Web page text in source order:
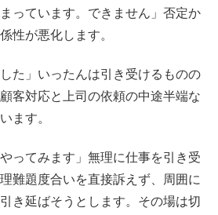
っています。できません」否定か
性が悪化します。
た」いったんは引き受けるものの
客対応と上司の依頼の中途半端な
ます。
ってみます」無理に仕事を引き受
難題度合いを直接訴えず、周囲に
き延ばそうとします。その場は切